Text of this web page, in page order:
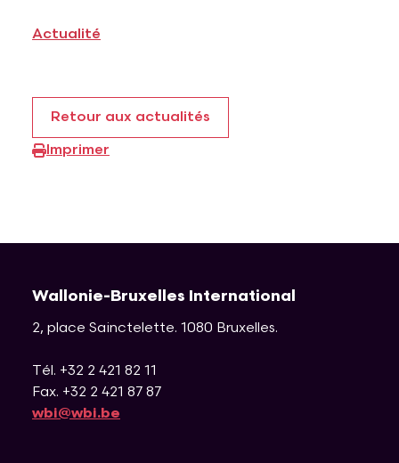
Actualité
Retour aux actualités
Imprimer
Wallonie-Bruxelles International
2, place Sainctelette. 1080 Bruxelles.
Tél. +32 2 421 82 11
Fax. +32 2 421 87 87
wbi@wbi.be